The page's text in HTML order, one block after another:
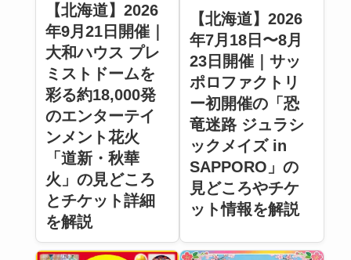
【北海道】2026
年9月21日開催｜
大和ハウス プレ
ミストドームを
彩る約18,000発
のエンターテイ
ンメント花火
「道新・秋華
火」の見どころ
とチケット詳細
を解説
【北海道】2026
年7月18日〜8月
23日開催｜サッ
ポロファクトリ
ー初開催の「恐
竜迷路 ジュラシ
ックメイズ in
SAPPORO」の
見どころやチケ
ット情報を解説